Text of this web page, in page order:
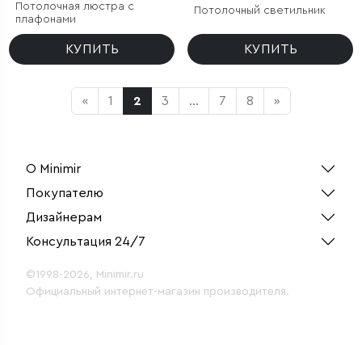
Потолочная люстра с
плафонами
КУПИТЬ
Потолочный светильник
КУПИТЬ
« 1 2 3 ... 7 8 »
О Minimir
Покупателю
Дизайнерам
Консультация 24/7
©1998-2026, Minimir.ru
Официальный интернет-магазин производителя.